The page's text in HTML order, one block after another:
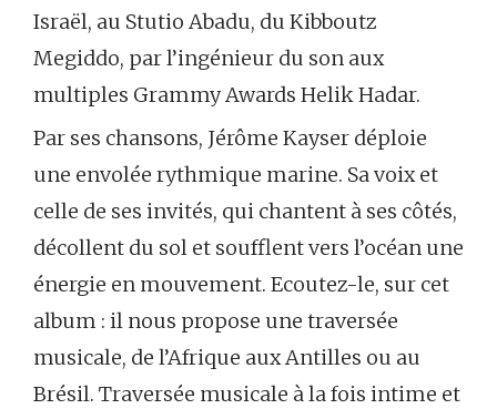
Israël, au Stutio Abadu, du Kibboutz
Megiddo, par l’ingénieur du son aux
multiples Grammy Awards Helik Hadar.
Par ses chansons, Jérôme Kayser déploie
une envolée rythmique marine. Sa voix et
celle de ses invités, qui chantent à ses côtés,
décollent du sol et soufflent vers l’océan une
énergie en mouvement. Ecoutez-le, sur cet
album : il nous propose une traversée
musicale, de l’Afrique aux Antilles ou au
Brésil. Traversée musicale à la fois intime et